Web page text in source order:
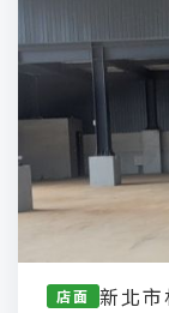
店面 新北市